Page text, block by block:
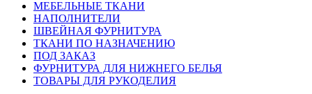
МЕБЕЛЬНЫЕ ТКАНИ
НАПОЛНИТЕЛИ
ШВЕЙНАЯ ФУРНИТУРА
ТКАНИ ПО НАЗНАЧЕНИЮ
ПОД ЗАКАЗ
ФУРНИТУРА ДЛЯ НИЖНЕГО БЕЛЬЯ
ТОВАРЫ ДЛЯ РУКОДЕЛИЯ